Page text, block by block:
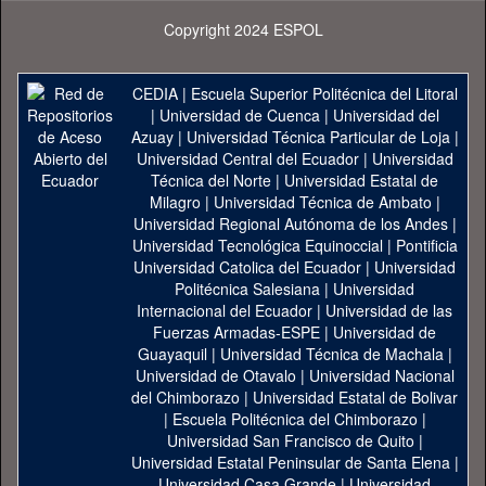
Copyright 2024 ESPOL
CEDIA| Escuela Superior Politécnica del Litoral
| Universidad de Cuenca| Universidad del
Azuay| Universidad Técnica Particular de Loja|
Universidad Central del Ecuador| Universidad
Técnica del Norte | Universidad Estatal de
Milagro | Universidad Técnica de Ambato |
Universidad Regional Autónoma de los Andes|
Universidad Tecnológica Equinoccial| Pontificia
Universidad Catolica del Ecuador | Universidad
Politécnica Salesiana | Universidad
Internacional del Ecuador | Universidad de las
Fuerzas Armadas-ESPE | Universidad de
Guayaquil| Universidad Técnica de Machala|
Universidad de Otavalo | Universidad Nacional
del Chimborazo | Universidad Estatal de Bolivar
| Escuela Politécnica del Chimborazo |
Universidad San Francisco de Quito |
Universidad Estatal Peninsular de Santa Elena|